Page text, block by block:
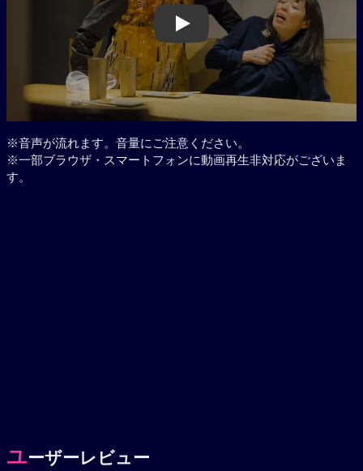
Play
※音声が流れます。音量にご注意ください。
※一部ブラウザ・スマートフォンに動画再生非対応がございま
す。
ユーザーレビュー